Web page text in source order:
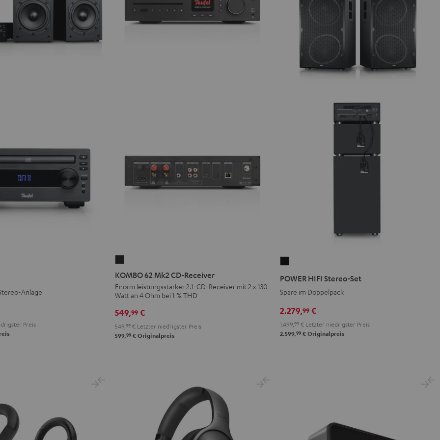
Anlage
Preis
62
CD-
Night
Black
KOMBO 62 Mk2 CD-Receiver
Enorm leistungsstarker 2.1-CD-Receiver mit 2 x 130
Watt an 4 Ohm bei 1 % THD
549,99 €
549, 99 € Letzter niedrigster Preis
599,99 € Originalpreis
Set
Schwarz
POWER HIFI Stereo-Set
Spare im Doppelpack
2.279,99 €
1.499,99 € Letzter niedrigster Preis
2.599,99 € Originalpreis